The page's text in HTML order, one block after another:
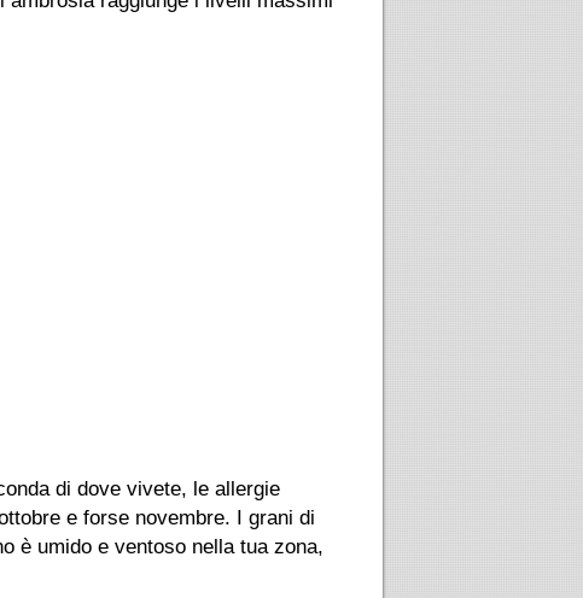
di dove vivete, le allergie
e forse novembre. I grani di
è umido e ventoso nella tua zona,